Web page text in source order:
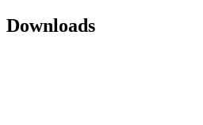
Downloads